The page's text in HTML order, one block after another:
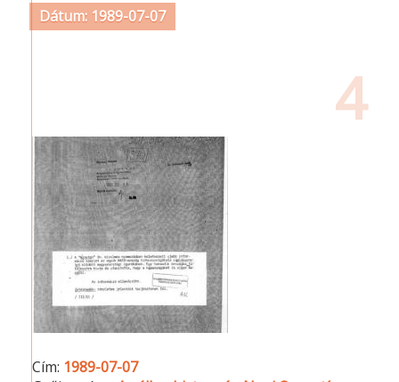
Dátum: 1989-07-07
4
Cím: 1989-07-07